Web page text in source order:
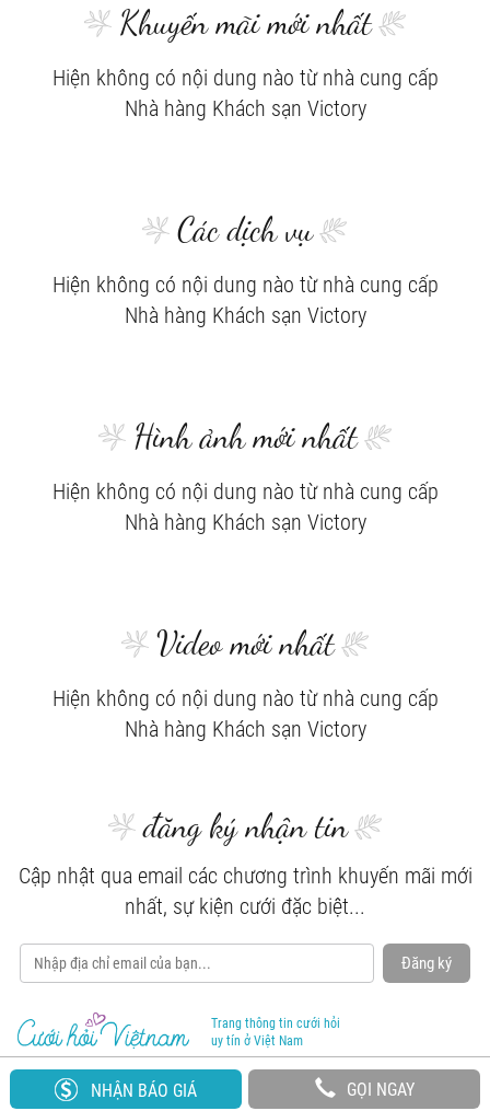
Khuyến mãi mới nhất
Hiện không có nội dung nào từ nhà cung cấp
Nhà hàng Khách sạn Victory
Các dịch vụ
Hiện không có nội dung nào từ nhà cung cấp
Nhà hàng Khách sạn Victory
Hình ảnh mới nhất
Hiện không có nội dung nào từ nhà cung cấp
Nhà hàng Khách sạn Victory
Video mới nhất
Hiện không có nội dung nào từ nhà cung cấp
Nhà hàng Khách sạn Victory
đăng ký nhận tin
Cập nhật qua email các chương trình khuyến mãi mới
nhất, sự kiện cưới đặc biệt...
Đăng ký
NHẬN BÁO GIÁ GỌI NGAY
Trang thông tin cưới hỏi
uy tín ở Việt Nam